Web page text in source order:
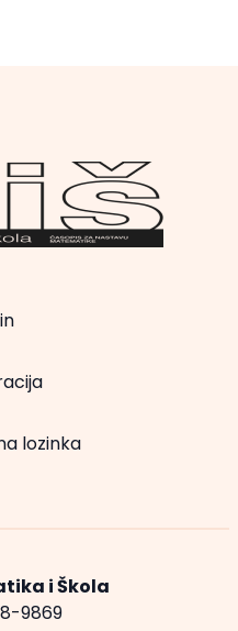
lozinka
i Škola
9869